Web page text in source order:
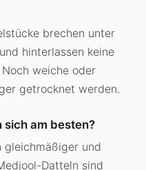
brechen unter
hinterlassen keine
weiche oder
getrocknet werden.
sich am besten?
gleichmäßiger und
Datteln sind